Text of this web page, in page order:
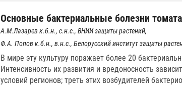
Основные бактериальные болезни томата
А.М.Лазарев к.б.н., с.н.с., ВНИИ защиты растений,
Ф.А. Попов к.б.н., в.н.с., Белорусский институт защиты
В мире эту культуру поражает более 20
Интенсивность их развития и вредоносность
условий регионов; треть этих возбудителей